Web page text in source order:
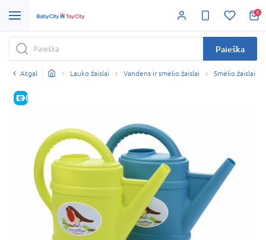
0
Paieška
Atgal Lauko žaislai Vandens ir smėlio žaislai Smėlio žaislai
E-KAINA